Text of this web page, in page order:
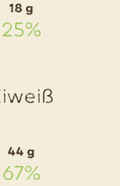
mit
Käse
Bacon
18 g
25%
44 g
67%